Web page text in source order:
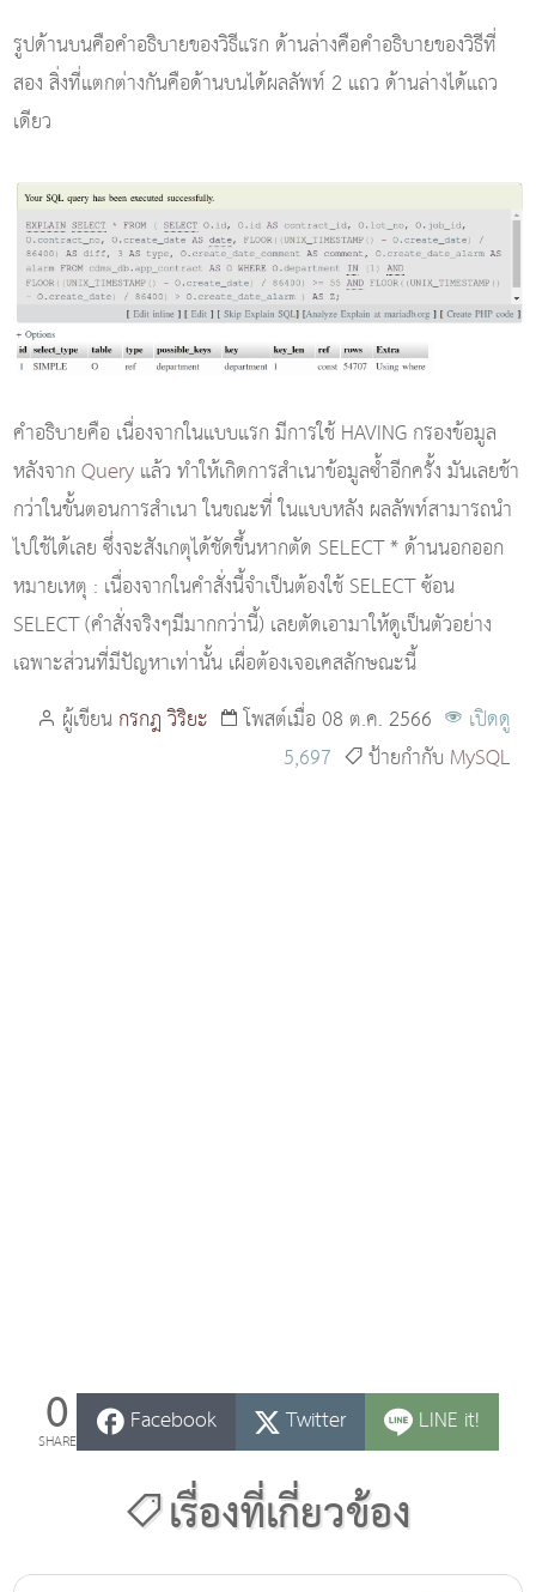
รูปด้านบนคือคำอธิบายของวิธีแรก ด้านล่างคือคำอธิบายของวิธีที่
สอง สิ่งที่แตกต่างกันคือด้านบนได้ผลลัพท์ 2 แถว ด้านล่างได้แถว
เดียว
คำอธิบายคือ เนื่องจากในแบบแรก มีการใช้ HAVING กรองข้อมูล
หลังจากQueryแล้ว ทำให้เกิดการสำเนาข้อมูลซ้ำอีกครั้ง มันเลยช้า
กว่าในขั้นตอนการสำเนา ในขณะที่ ในแบบหลัง ผลลัพท์สามารถนำ
ไปใช้ได้เลย ซึ่งจะสังเกตุได้ชัดขึ้นหากตัด SELECT * ด้านนอกออก
หมายเหตุ : เนื่องจากในคำสั่งนี้จำเป็นต้องใช้ SELECT ซ้อน
SELECT (คำสั่งจริงๆมีมากกว่านี้) เลยตัดเอามาให้ดูเป็นตัวอย่าง
เฉพาะส่วนที่มีปัญหาเท่านั้น เผื่อต้องเจอเคสลักษณะนี้
ผู้เขียนกรกฎ วิริยะ โพสต์เมื่อ 08 ต.ค. 2566
เปิดดู
5,697
ป้ายกำกับ MySQL
0
SHARE
Facebook Twitter LINE it!
เรื่องที่เกี่ยวข้อง